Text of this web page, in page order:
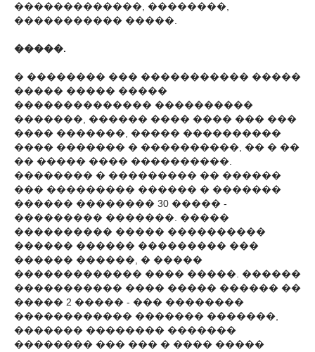
�������������, ��������,
����������� �����.
�����.
� �������� ��� ����������� �����
����� ����� �����
�������������� ����������
�������, ������ ���� ���� ��� ���
���� �������, ����� ����������
���� ������� � ����������, �� � ��
�� ����� ���� ����������.
�������� � ��������� �� ������
��� ��������� ������ � �������
������ �������� 30 ����� -
��������� �������. �����
���������� ����� ����������
������ ������ ��������� ���
������ ������, � �����
������������� ���� �����. ������
����������� ���� ����� ������ ��
����� 2 ����� - ��� ��������
������������ ������� �������,
������� �������� �������
�������� ��� ��� � ���� �����